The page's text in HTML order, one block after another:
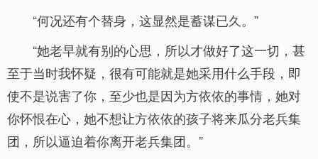
“何况还有个替身，这显然是蓄谋已久。”
“她老早就有别的心思，所以才做好了这一切，甚
至于当时我怀疑，很有可能就是她采用什么手段，即
使不是说害了你，至少也是因为方依依的事情，她对
你怀恨在心，她不想让方依依的孩子将来瓜分老兵集
团，所以逼迫着你离开老兵集团。”